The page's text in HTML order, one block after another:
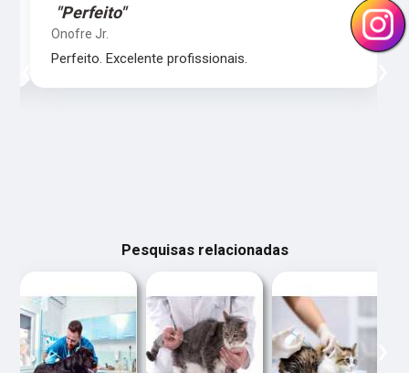
"Perfeito"
Onofre Jr.
Perfeito. Excelente profissionais.
‹
Pesquisas relacionadas
‹ ›